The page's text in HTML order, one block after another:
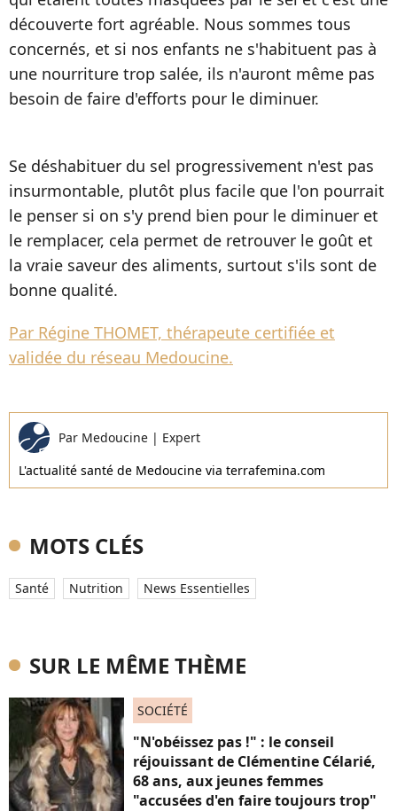
découverte fort agréable. Nous sommes tous
concernés, et si nos enfants ne s'habituent pas à
une nourriture trop salée, ils n'auront même pas
besoin de faire d'efforts pour le diminuer.
Se déshabituer du sel progressivement n'est pas
insurmontable, plutôt plus facile que l'on pourrait
le penser si on s'y prend bien pour le diminuer et
le remplacer, cela permet de retrouver le goût et
la vraie saveur des aliments, surtout s'ils sont de
bonne qualité.
Par Régine THOMET, thérapeute certifiée et
validée du réseau Medoucine.
Par Medoucine | Expert
L'actualité santé de Medoucine via terrafemina.com
MOTS CLÉS
Santé Nutrition News Essentielles
SUR LE MÊME THÈME
SOCIÉTÉ
"N'obéissez pas !" : le conseil
réjouissant de Clémentine Célarié,
68 ans, aux jeunes femmes
"accusées d'en faire toujours trop"